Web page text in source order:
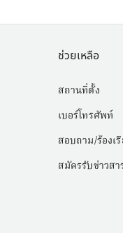
ช่วยเหลือ
สถานที่ตั้ง
เบอร์โทรศัพท์
สอบถาม/ร้องเ
สมัครรับข่าวสา